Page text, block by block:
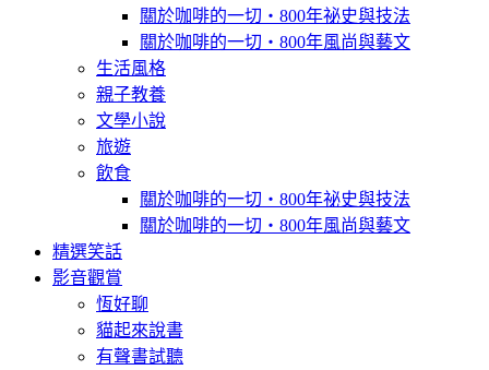
關於咖啡的一切‧800年祕史與技法
關於咖啡的一切‧800年風尚與藝文
生活風格
親子教養
文學小說
旅遊
飲食
關於咖啡的一切‧800年祕史與技法
關於咖啡的一切‧800年風尚與藝文
精選笑話
影音觀賞
恆好聊
貓起來說書
有聲書試聽